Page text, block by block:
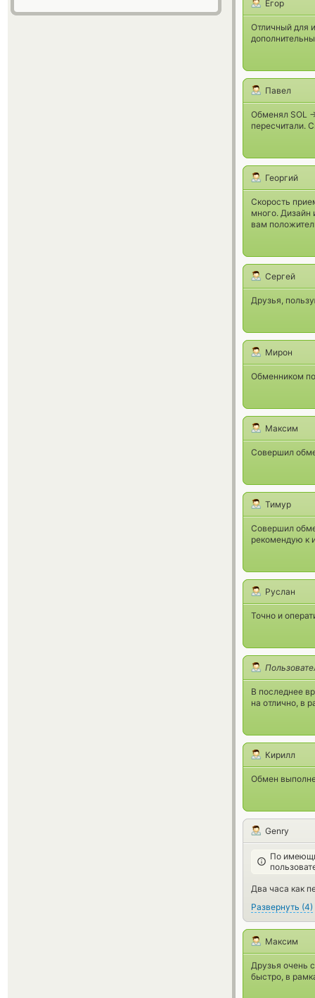
Егор
Отличный для
Павел
Обменял SOL -
пересчитали.
Георгий
Скорость
много. Дизайн
вам
Сергей
Друзья,
Мирон
Обменником
Максим
Совершил
Тимур
Совершил
рекомендую к
Руслан
Точно и
В последнее
на отлично, в
Кирилл
Обмен
Genry
По
Два часа как
Развернуть (4)
Максим
Друзья очень
быстро, в